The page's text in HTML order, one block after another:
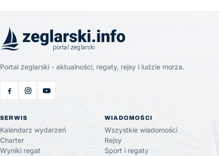
Portal żeglarski - aktualności, regaty, rejsy i ludzie morza.
SERWIS
Kalendarz wydarzeń
Charter
Wyniki regat
WIADOMOŚCI
Wszystkie wiadomości
Rejsy
Sport i regaty